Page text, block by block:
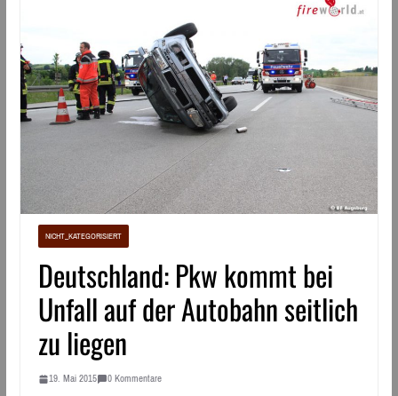
NICHT_KATEGORISIERT
Deutschland: Pkw kommt bei
Unfall auf der Autobahn seitlich
zu liegen
19. Mai 2015 0 Kommentare